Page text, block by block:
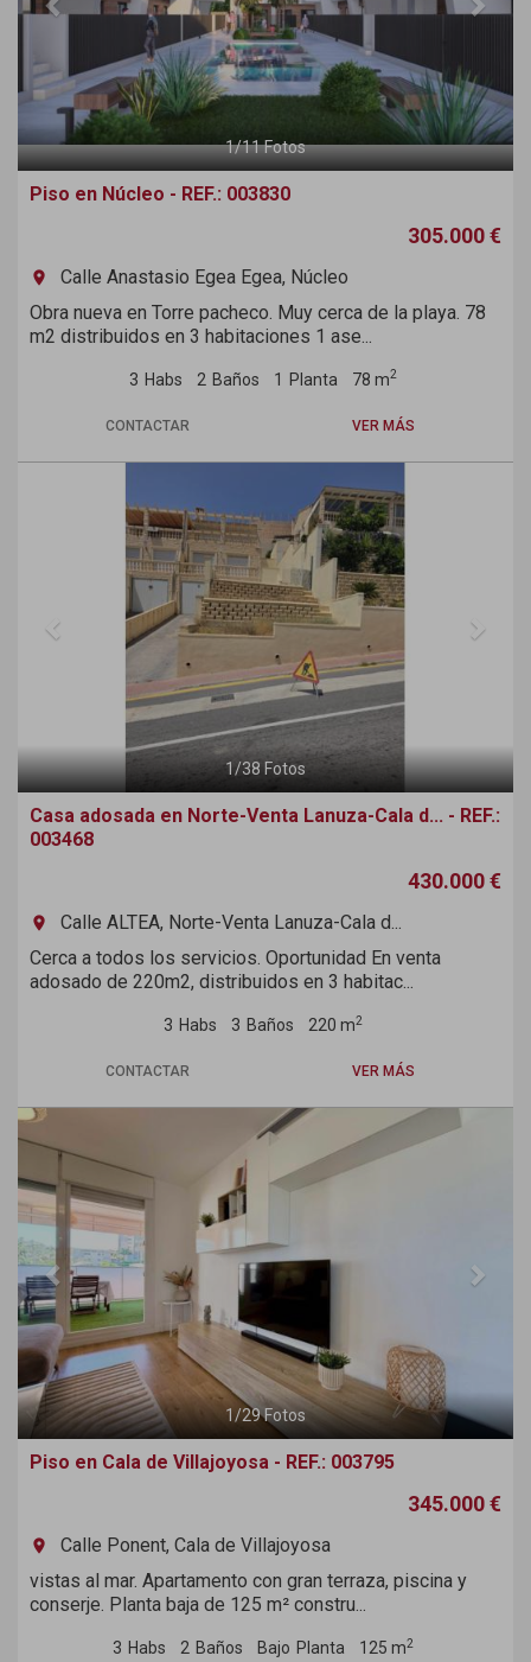
1/11Fotos
Piso en Núcleo - REF.: 003830
305.000 €
room
Calle Anastasio Egea Egea, Núcleo
Obra nueva en Torre pacheco. Muy cerca de la playa. 78
m2 distribuidos en 3 habitaciones 1 ase...
3 Habs 2 Baños 1 Planta 78 m2
CONTACTAR VER MÁS
1/38 Fotos
Casa adosada en Norte-Venta Lanuza-Cala d... - REF.:
003468
430.000 €
room
Calle ALTEA, Norte-Venta Lanuza-Cala d...
Cerca a todos los servicios. Oportunidad En venta
adosado de 220m2, distribuidos en 3 habitac...
3 Habs 3 Baños 220 m2
CONTACTAR VER MÁS
1 /29Fotos
Piso en Cala de Villajoyosa - REF.: 003795
345.000 €
room
Calle Ponent, Cala de Villajoyosa
vistas al mar. Apartamento con gran terraza, piscina y
conserje. Planta baja de 125 m² constru...
3 Habs 2 Baños Bajo Planta 125 m2